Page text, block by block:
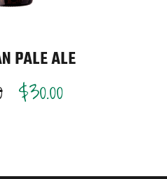
PALE ALE
$30.00